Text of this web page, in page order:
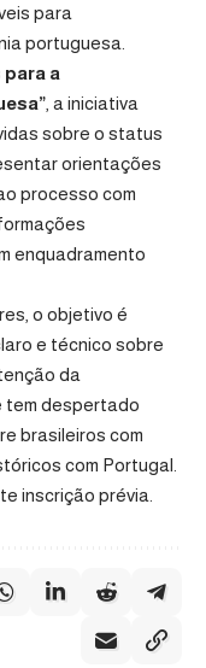
para
portuguesa.
para a
, a iniciativa
sobre o status
orientações
processo com
enquadramento
o objetivo é
e técnico sobre
da
tem despertado
brasileiros com
com Portugal.
inscrição prévia.